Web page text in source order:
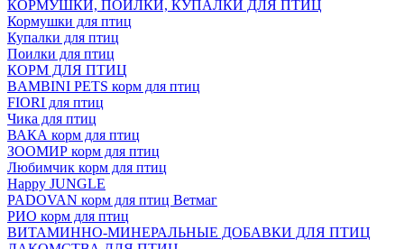
КОРМУШКИ, ПОИЛКИ, КУПАЛКИ ДЛЯ ПТИЦ
Кормушки для птиц
Купалки для птиц
Поилки для птиц
КОРМ ДЛЯ ПТИЦ
BAMBINI PETS корм для птиц
FIORI для птиц
Чика для птиц
ВАКА корм для птиц
ЗООМИР корм для птиц
Любимчик корм для птиц
Happy JUNGLE
PADOVAN корм для птиц Ветмаг
РИО корм для птиц
ВИТАМИННО-МИНЕРАЛЬНЫЕ ДОБАВКИ ДЛЯ ПТИЦ